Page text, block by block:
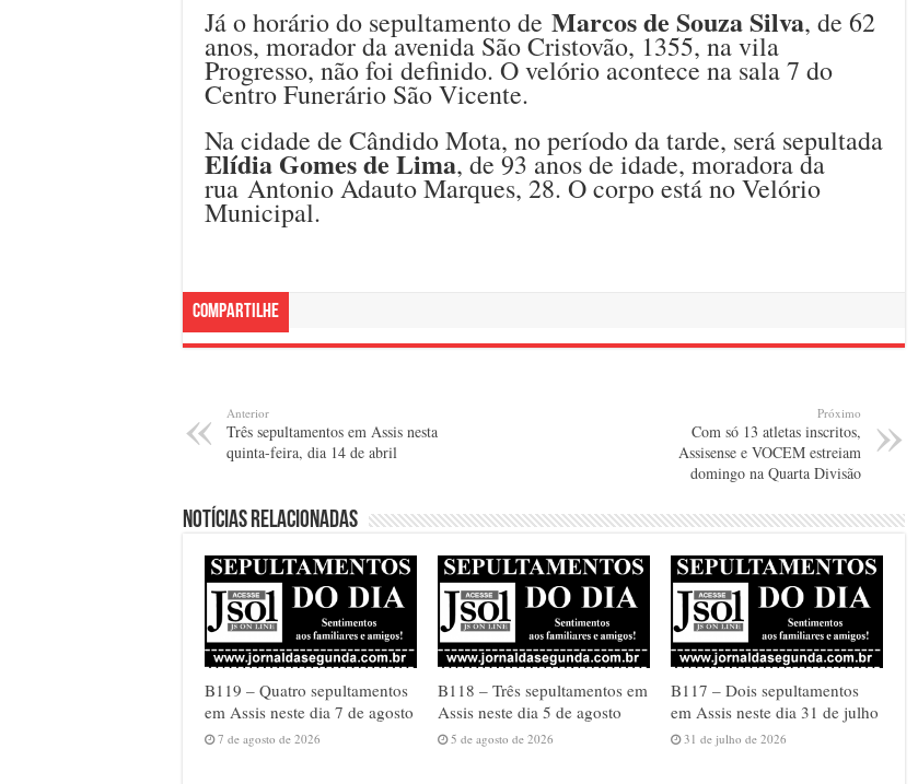
Já o horário do sepultamento de Marcos de Souza Silva, de 62
anos, morador da avenida São Cristovão, 1355, na vila
Progresso, não foi definido. O velório acontece na sala 7 do
Centro Funerário São Vicente.
Na cidade de Cândido Mota, no período da tarde, será sepultada
Elídia Gomes de Lima, de 93 anos de idade, moradora da
rua Antonio Adauto Marques, 28. O corpo está no Velório
Municipal.
Compartilhe
Anterior
Três sepultamentos em Assis nesta
quinta-feira, dia 14 de abril
Próximo
Com só 13 atletas inscritos,
Assisense e VOCEM estreiam
domingo na Quarta Divisão
Notícias relacionadas
B119 – Quatro sepultamentos
em Assis neste dia 7 de agosto
7 de agosto de 2026
B118 – Três sepultamentos em
Assis neste dia 5 de agosto
5 de agosto de 2026
B117 – Dois sepultamentos
em Assis neste dia 31 de julho
31 de julho de 2026